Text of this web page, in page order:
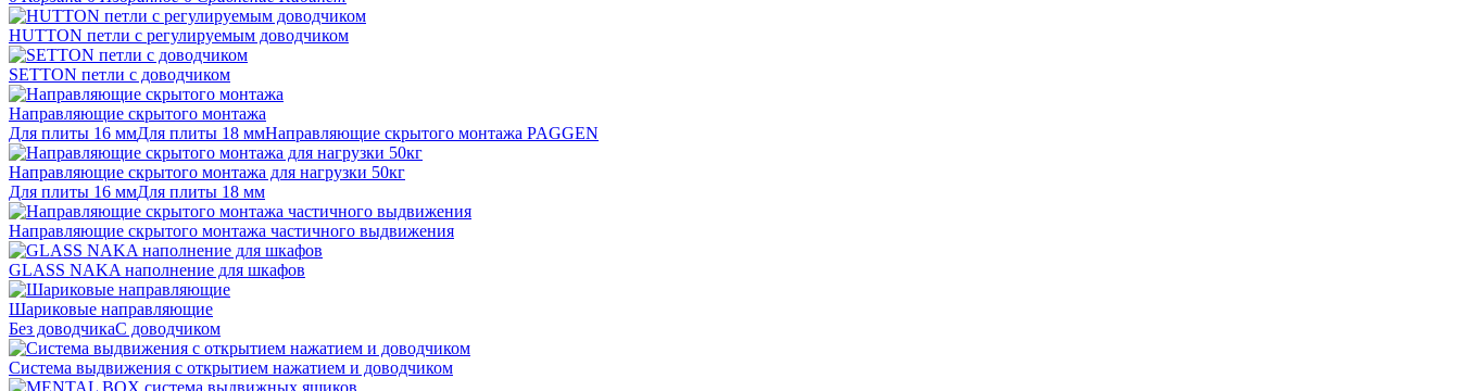
HUTTON петли с регулируемым доводчиком
SETTON петли с доводчиком
Направляющие скрытого монтажа
Для плиты 16 ммДля плиты 18 ммНаправляющие скрытого монтажа PAGGEN
Направляющие скрытого монтажа для нагрузки 50кг
Для плиты 16 ммДля плиты 18 мм
Направляющие скрытого монтажа частичного выдвижения
GLASS NAKA наполнение для шкафов
Шариковые направляющие
Без доводчикаС доводчиком
Система выдвижения с открытием нажатием и доводчиком